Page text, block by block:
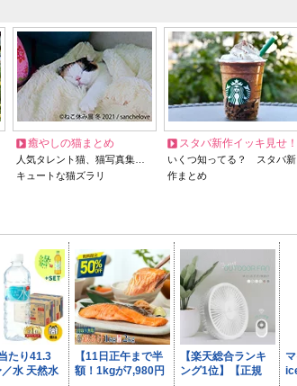
癒やしの猫まとめ
人気タレント猫、猫写真集…
キュートな猫ズラリ
スタバ新作イッキ見せ！
いくつ知ってる？ スタバ新
作まとめ